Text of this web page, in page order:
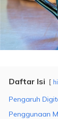
Daftar Isi
Pengaruh
Penggunaan